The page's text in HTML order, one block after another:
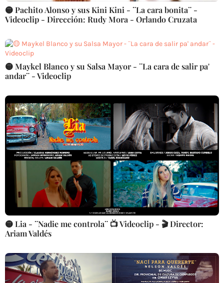
🟡 Pachito Alonso y sus Kini Kini - ¨La cara bonita¨ -
Videoclip - Dirección: Rudy Mora - Orlando Cruzata
🟡 Maykel Blanco y su Salsa Mayor - ¨La cara de salir pa'
andar¨ - Videoclip
🟡 Lia - ¨Nadie me controla¨ 📺 Videoclip - 🎬 Director:
Ariam Valdés